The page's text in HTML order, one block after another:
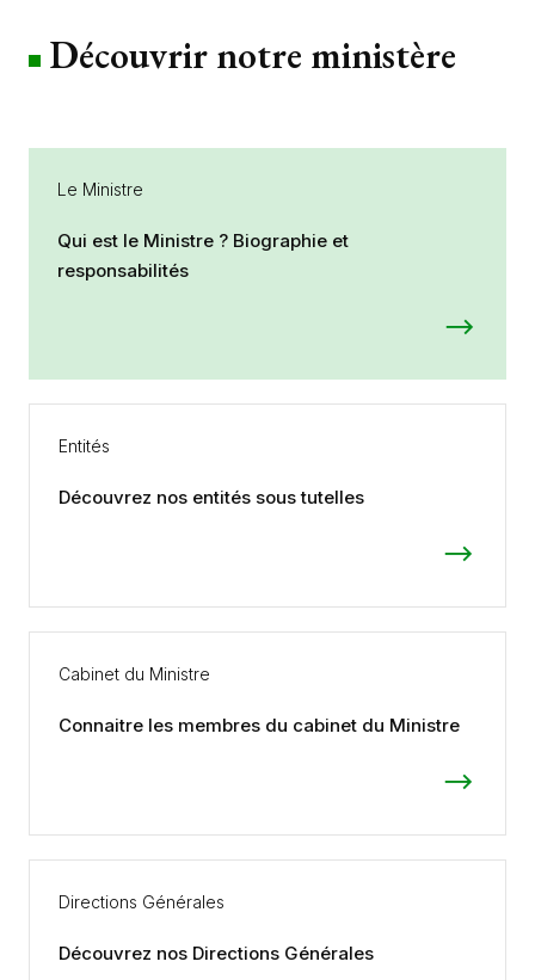
Découvrir notre ministère
Le Ministre
Qui est le Ministre ? Biographie et
responsabilités
Entités
Découvrez nos entités sous tutelles
Cabinet du Ministre
Connaitre les membres du cabinet du Ministre
Directions Générales
Découvrez nos Directions Générales